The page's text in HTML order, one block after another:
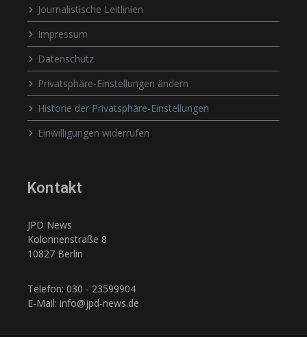
Journalistische Leitlinien
Impressum
Datenschutz
Privatsphäre-Einstellungen ändern
Historie der Privatsphäre-Einstellungen
Einwilligungen widerrufen
Kontakt
JPD News
Kolonnenstraße 8
10827 Berlin
Telefon: 030 - 23599904
E-Mail: info@jpd-news.de